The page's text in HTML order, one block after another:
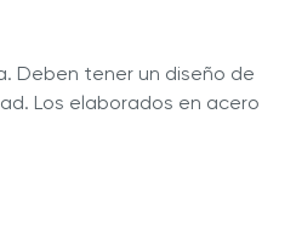
Deben tener un diseño de
Los elaborados en acero